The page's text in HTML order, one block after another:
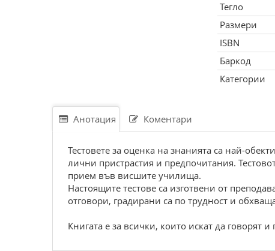
Тегло
Размери
ISBN
Баркод
Категории
Анотация Коментари
Тестовете за оценка на знанията са най-
лични пристрастия и предпочитания.
прием във висшите училища.
Настоящите тестове са изготвени от
отговори, градирани са по трудност и
Книгата е за всички, които искат да говорят